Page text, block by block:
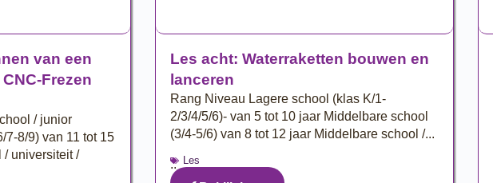
van een
Frezen
/ junior
7-8/9) van 11 tot 15
/ universiteit /
Les acht: Waterraketten bouwen en
lanceren
Rang Niveau Lagere school (klas K/1-
2/3/4/5/6)- van 5 tot 10 jaar Middelbare school
(3/4-5/6) van 8 tot 12 jaar Middelbare school /...
.. Les